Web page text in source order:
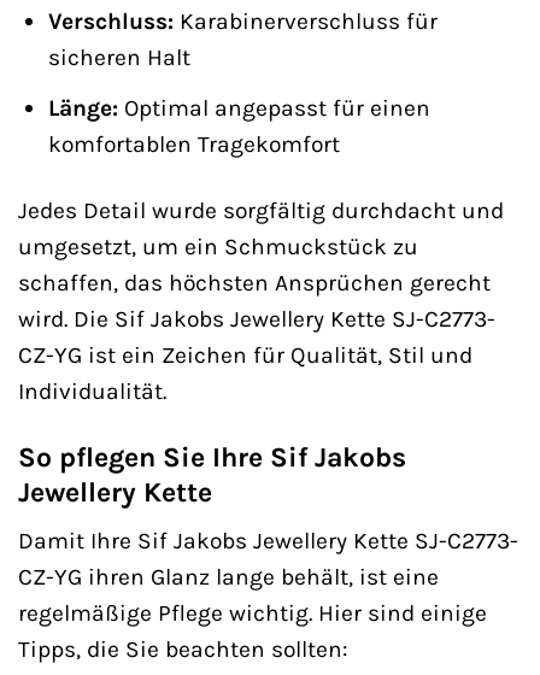
Verschluss:Karabinerverschluss für
sicheren Halt
Länge:Optimal angepasst für einen
komfortablen Tragekomfort
Jedes Detail wurde sorgfältig durchdacht und
umgesetzt, um ein Schmuckstück zu
schaffen, das höchsten Ansprüchen gerecht
wird. Die Sif Jakobs Jewellery Kette SJ-C2773-
CZ-YG ist ein Zeichen für Qualität, Stil und
Individualität.
So pflegen Sie Ihre Sif Jakobs
Jewellery Kette
Damit Ihre Sif Jakobs Jewellery Kette SJ-C2773-
CZ-YG ihren Glanz lange behält, ist eine
regelmäßige Pflege wichtig. Hier sind einige
Tipps, die Sie beachten sollten: